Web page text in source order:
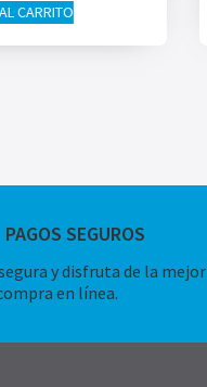
CARRITO
PAGOS SEGUROS
y disfruta de la mejor
en línea.